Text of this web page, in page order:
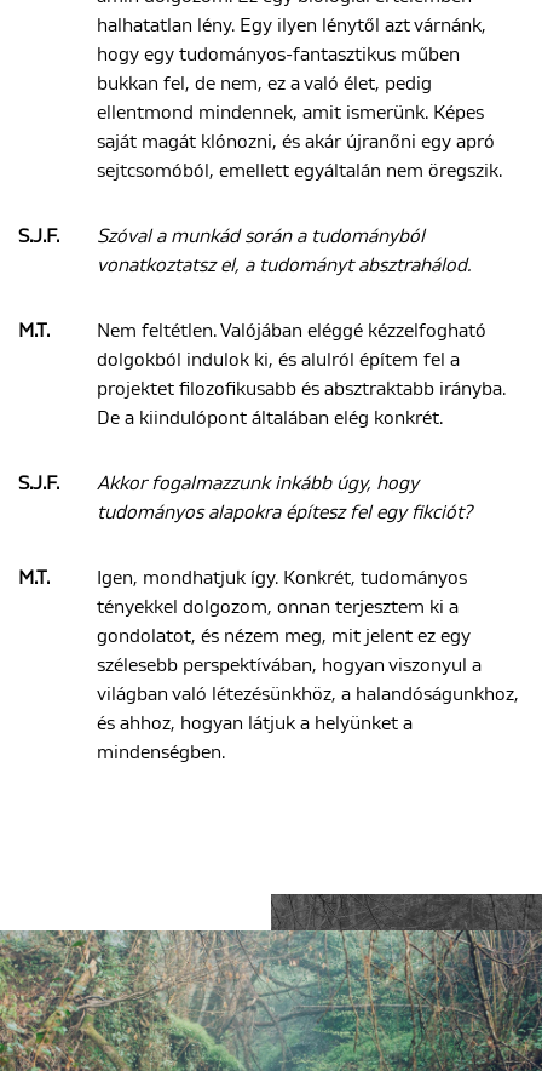
halhatatlan lény. Egy ilyen lénytől azt várnánk,
hogy egy tudományos-fantasztikus műben
bukkan fel, de nem, ez a való élet, pedig
ellentmond mindennek, amit ismerünk. Képes
saját magát klónozni, és akár újranőni egy apró
sejtcsomóból, emellett egyáltalán nem öregszik.
S.J.F.
Szóval a munkád során a tudományból
vonatkoztatsz el, a tudományt absztrahálod.
M.T.
Nem feltétlen. Valójában eléggé kézzelfogható
dolgokból indulok ki, és alulról építem fel a
projektet filozofikusabb és absztraktabb irányba.
De a kiindulópont általában elég konkrét.
S.J.F.
Akkor fogalmazzunk inkább úgy, hogy
tudományos alapokra építesz fel egy fikciót?
M.T.
Igen, mondhatjuk így. Konkrét, tudományos
tényekkel dolgozom, onnan terjesztem ki a
gondolatot, és nézem meg, mit jelent ez egy
szélesebb perspektívában, hogyan viszonyul a
világban való létezésünkhöz, a halandóságunkhoz,
és ahhoz, hogyan látjuk a helyünket a
mindenségben.